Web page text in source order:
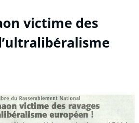
victime des